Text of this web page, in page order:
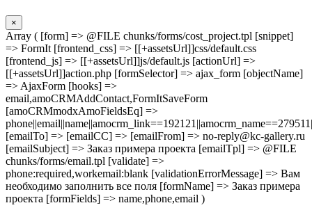
×
Array ( [form] => @FILE chunks/forms/cost_project.tpl [snippet]
=> FormIt [frontend_css] => [[+assetsUrl]]css/default.css
[frontend_js] => [[+assetsUrl]]js/default.js [actionUrl] =>
[[+assetsUrl]]action.php [formSelector] => ajax_form [objectName]
=> AjaxForm [hooks] =>
email,amoCRMAddContact,FormItSaveForm
[amoCRMmodxAmoFieldsEq] =>
[emailTo] => [emailCC] => [emailFrom] => no-reply@kc-gallery.ru
[emailSubject] => Заказ примера проекта [emailTpl] => @FILE
chunks/forms/email.tpl [validate] =>
phone:required,workemail:blank [validationErrorMessage] => Вам
необходимо заполнить все поля [formName] => Заказ примера
проекта [formFields] => name,phone,email )